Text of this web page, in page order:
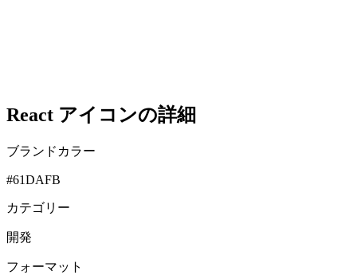
React アイコンの詳細
ブランドカラー
#61DAFB
カテゴリー
開発
フォーマット